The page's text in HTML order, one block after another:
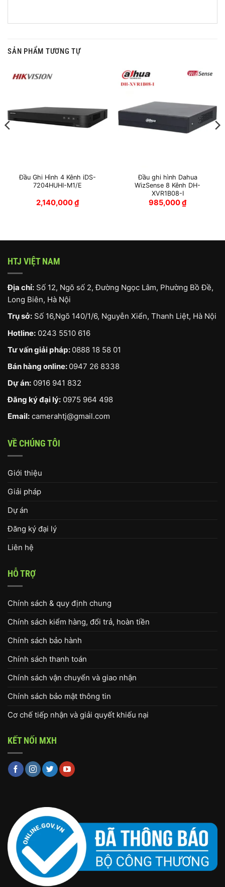
SẢN PHẨM TƯƠNG TỰ
Đầu Ghi Hình 4 Kênh iDS-
7204HUHI-M1/E
2,140,000₫
Đầu ghi hình Dahua
WizSense 8 Kênh DH-
XVR1B08-I
985,000₫
HTJ VIỆT NAM
Địa chỉ: Số 12, Ngõ số 2, Đường Ngọc Lâm, Phường Bồ Đề,
Long Biên, Hà Nội
Trụ sở: Số 16,Ngõ 140/1/6, Nguyễn Xiển, Thanh Liệt, Hà Nội
Hotline: 0243 5510 616
Tư vấn giải pháp: 0888 18 58 01
Bán hàng online: 0947 26 8338
Dự án: 0916 941 832
Đăng ký đại lý: 0975 964 498
Email: camerahtj@gmail.com
VỀ CHÚNG TÔI
Giới thiệu
Giải pháp
Dự án
Đăng ký đại lý
Liên hệ
HỖ TRỢ
Chính sách & quy định chung
Chính sách kiểm hàng, đổi trả, hoàn tiền
Chính sách bảo hành
Chính sách thanh toán
Chính sách vận chuyển và giao nhận
Chính sách bảo mật thông tin
Cơ chế tiếp nhận và giải quyết khiếu nại
KẾT NỐI MXH